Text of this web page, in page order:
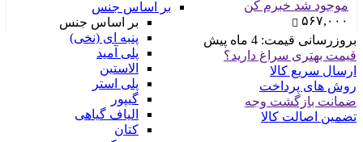
بر اساس جنس
بر اساس جنس
پنبه ای (نخی)
پلی آمید
الاستین
پلی استر
گیپور
الیاف گیاهی
کتان
موجود شد خبرم کن
۵۶۷,۰۰۰
بروزرسانی قیمت: 4 ماه پیش
قیمت بهتری سراغ دارید؟
ارسال سریع کالا
روش های پرداخت
ضمانت بازگشت وجه
تضمین اصالت کالا